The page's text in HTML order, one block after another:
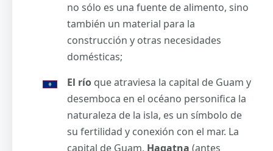
no sólo es una fuente de alimento, sino
también un material para la
construcción y otras necesidades
domésticas;
El río que atraviesa la capital de Guam y
desemboca en el océano personifica la
naturaleza de la isla, es un símbolo de
su fertilidad y conexión con el mar. La
capital de Guam, Hagatna (antes